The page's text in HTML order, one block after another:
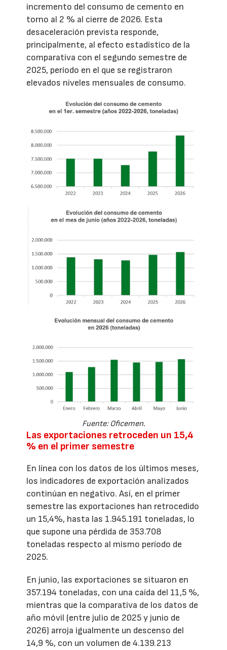
incremento del consumo de cemento en
torno al 2 % al cierre de 2026. Esta
desaceleración prevista responde,
principalmente, al efecto estadístico de la
comparativa con el segundo semestre de
2025, período en el que se registraron
elevados niveles mensuales de consumo.
Fuente: Oficemen.
Las exportaciones retroceden un 15,4
% en el primer semestre
En línea con los datos de los últimos meses,
los indicadores de exportación analizados
continúan en negativo. Así, en el primer
semestre las exportaciones han retrocedido
un 15,4%, hasta las 1.945.191 toneladas, lo
que supone una pérdida de 353.708
toneladas respecto al mismo período de
2025.
En junio, las exportaciones se situaron en
357.194 toneladas, con una caída del 11,5 %,
mientras que la comparativa de los datos de
año móvil (entre julio de 2025 y junio de
2026) arroja igualmente un descenso del
14,9 %, con un volumen de 4.139.213